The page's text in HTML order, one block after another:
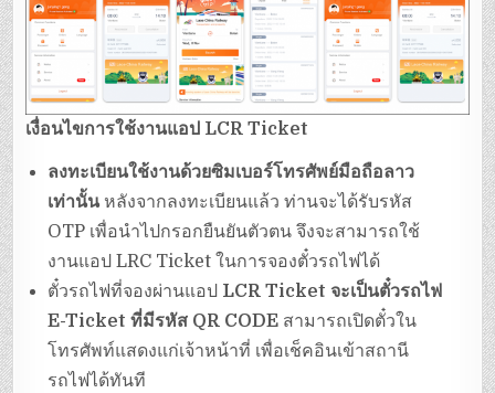
เงื่อนไขการใช้งานแอป LCR Ticket
ลงทะเบียนใช้งานด้วยซิมเบอร์โทรศัพย์มือถือลาว
เท่านั้น หลังจากลงทะเบียนแล้ว ท่านจะได้รับรหัส
OTP เพื่อนำไปกรอกยืนยันตัวตน จึงจะสามารถใช้
งานแอป LRC Ticket ในการจองตั๋วรถไฟได้
ตั๋วรถไฟที่จองผ่านแอป LCR Ticket จะเป็นตั๋วรถไฟ
E-Ticket ที่มีรหัส QR CODE สามารถเปิดตั๋วใน
โทรศัพท์แสดงแก่เจ้าหน้าที่ เพื่อเช็คอินเข้าสถานี
รถไฟได้ทันที